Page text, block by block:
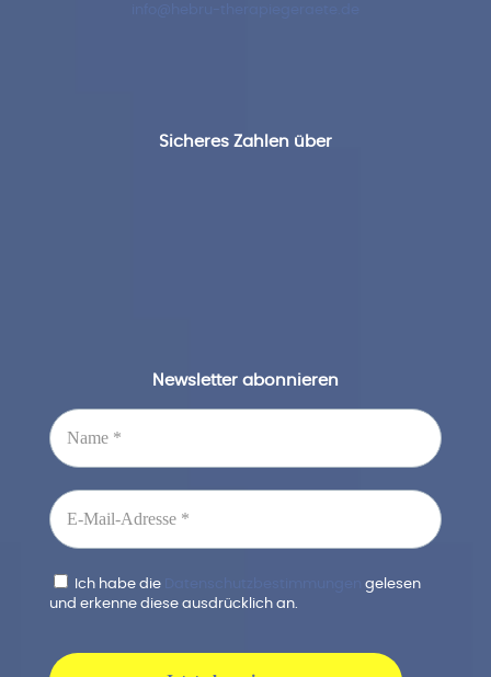
Sicheres Zahlen über
Newsletter abonnieren
Ich habe die
gelesen
und erkenne diese ausdrücklich an.